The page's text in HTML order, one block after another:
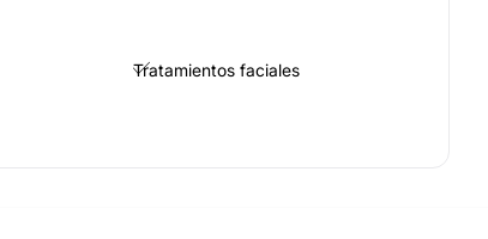
Tratamientos faciales